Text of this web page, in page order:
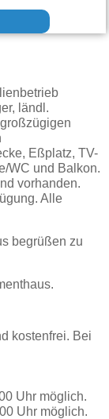
ländl.
Eßplatz, TV-
WC und Balkon.
vorhanden.
Alle
begrüßen zu
kostenfrei. Bei
Uhr möglich.
Uhr möglich.